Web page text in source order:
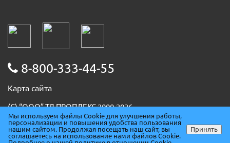
8-800-333-44-55
Карта сайта
(С) “ООО” ТД ПРОПЛЕКС 2000-2026
ИНН 5036091667
ОГРН 1085074007930
ОКПО 86678094
Мы используем файлы Cookie для улучшения работы,
персонализации и повышения удобства пользования
нашим сайтом. Продолжая посещать наш сайт, вы
соглашаетесь на использование нами файлов Cookie.
Принять